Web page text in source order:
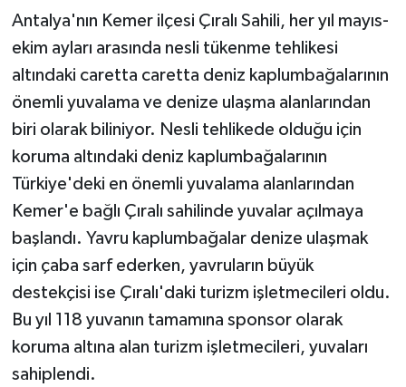
Antalya'nın Kemer ilçesi Çıralı Sahili, her yıl mayıs-
ekim ayları arasında nesli tükenme tehlikesi
altındaki caretta caretta deniz kaplumbağalarının
önemli yuvalama ve denize ulaşma alanlarından
biri olarak biliniyor. Nesli tehlikede olduğu için
koruma altındaki deniz kaplumbağalarının
Türkiye'deki en önemli yuvalama alanlarından
Kemer'e bağlı Çıralı sahilinde yuvalar açılmaya
başlandı. Yavru kaplumbağalar denize ulaşmak
için çaba sarf ederken, yavruların büyük
destekçisi ise Çıralı'daki turizm işletmecileri oldu.
Bu yıl 118 yuvanın tamamına sponsor olarak
koruma altına alan turizm işletmecileri, yuvaları
sahiplendi.
Teknoloji
Televizyon
Turizm
Yaşam